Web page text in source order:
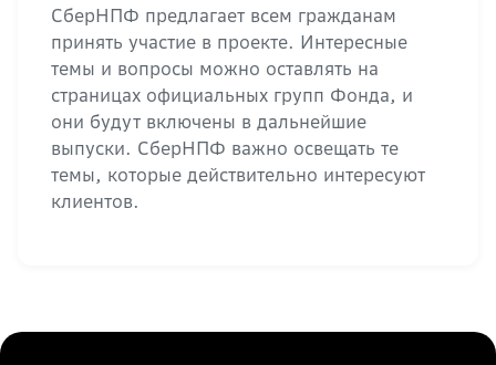
СберНПФ предлагает всем гражданам
принять участие в проекте. Интересные
темы и вопросы можно оставлять на
страницах официальных групп Фонда, и
они будут включены в дальнейшие
выпуски. СберНПФ важно освещать те
темы, которые действительно интересуют
клиентов.